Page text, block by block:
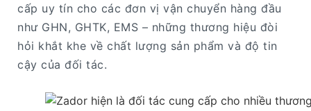
cấp uy tín cho các đơn vị vận chuyển hàng đầu
như GHN, GHTK, EMS – những thương hiệu đòi
hỏi khắt khe về chất lượng sản phẩm và độ tin
cậy của đối tác.